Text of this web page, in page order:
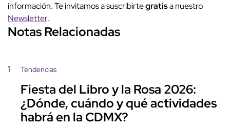
información. Te invitamos a suscribirtegratisa nuestro
Newsletter.
Notas Relacionadas
1 Tendencias
Fiesta del Libro y la Rosa 2026:
¿Dónde, cuándo y qué actividades
habrá en la CDMX?